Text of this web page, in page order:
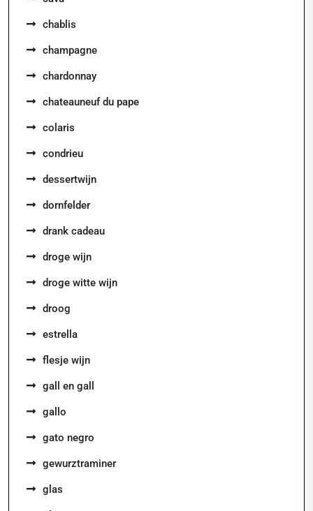
chablis
champagne
chardonnay
chateauneuf du pape
colaris
condrieu
dessertwijn
dornfelder
drank cadeau
droge wijn
droge witte wijn
droog
estrella
flesje wijn
gall en gall
gallo
gato negro
gewurztraminer
glas